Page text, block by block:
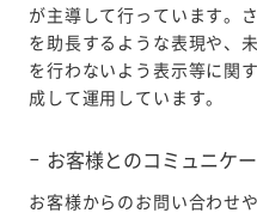
が主導して行っています。
を助長するような表現や、
を行わないよう表示等に関
成して運用しています。
お客様とのコミュニケ
お客様からのお問い合わせ